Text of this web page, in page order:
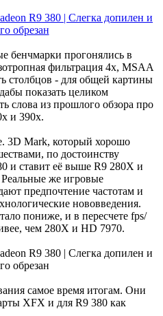
бенчмарки прогонялись в
фильтрация 4x, MSAA
столбцов - для общей картины
показать целиком
слова из прошлого обзора про
и 390x.
3D Mark, который хорошо
по достоинству
и ставит её выше R9 280X и
же игровые
предпочтение частотам и
нововведения.
пониже, и в пересчете fps/
чем 280X и HD 7970.
самое время итогам. Они
XFX и для R9 380 как